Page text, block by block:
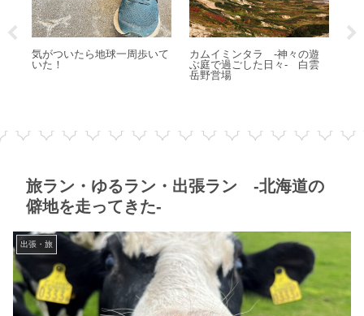
HAPPY NEW YEAR 2024
ウォーキングの神様が生まれ
た街へ
旅ラン・ゆるラン・出張ラン -北海道の
僻地を走ってきた-
出張・旅